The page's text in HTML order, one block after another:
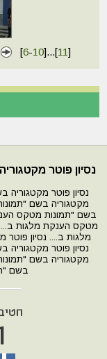
[6-10]...[11]
נסיון פוטר
נסיון פוטר
מקטגוריה בשם
בשם "תמונות מטקס
מטקס הענקת מלגות
מלגות ב.... נסיון
נסיון פוטר
מקטגוריה בשם
בשם